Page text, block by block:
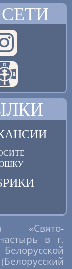
«Свято-
в г.